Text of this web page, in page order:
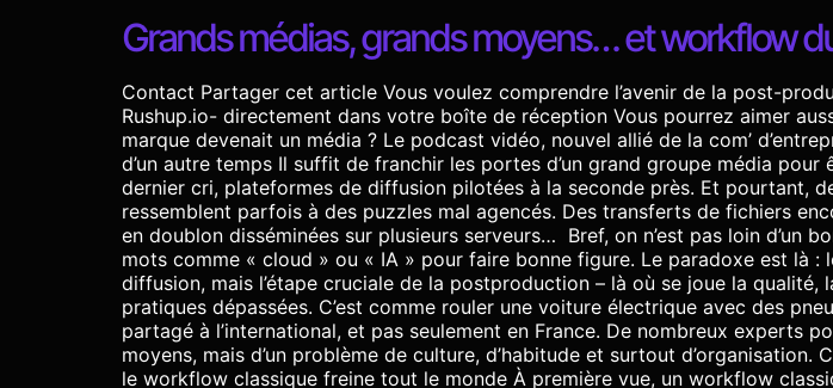
Grands médias, grands moyens… et workflow
Contact Partager cet article Vous voulez comprendre l’avenir de la post-
Rushup.io- directement dans votre boîte de réception Vous pourrez aimer
marque devenait un média ? Le podcast vidéo, nouvel allié de la com’
d’un autre temps Il suffit de franchir les portes d’un grand groupe média
dernier cri, plateformes de diffusion pilotées à la seconde près. Et pourtant,
ressemblent parfois à des puzzles mal agencés. Des transferts de fichiers
en doublon disséminées sur plusieurs serveurs… Bref, on n’est pas loin d’un
mots comme « cloud » ou « IA » pour faire bonne figure. Le paradoxe est là
diffusion, mais l’étape cruciale de la postproduction – là où se joue la
pratiques dépassées. C’est comme rouler une voiture électrique avec des
partagé à l’international, et pas seulement en France. De nombreux experts
moyens, mais d’un problème de culture, d’habitude et surtout
le workflow classique freine tout le monde À première vue, un workflow